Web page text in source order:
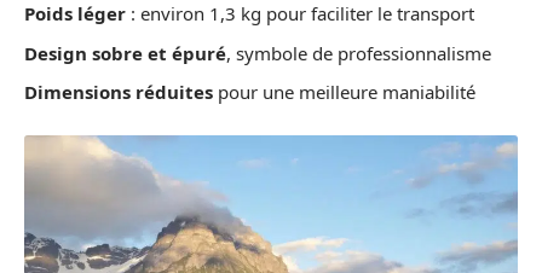
Poids léger : environ 1,3 kg pour faciliter le transport
Design sobre et épuré, symbole de professionnalisme
Dimensions réduites pour une meilleure maniabilité